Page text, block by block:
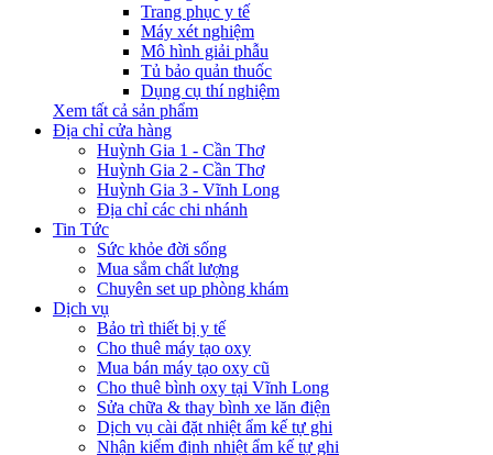
Trang phục y tế
Máy xét nghiệm
Mô hình giải phẫu
Tủ bảo quản thuốc
Dụng cụ thí nghiệm
Xem tất cả sản phẩm
Địa chỉ cửa hàng
Huỳnh Gia 1 - Cần Thơ
Huỳnh Gia 2 - Cần Thơ
Huỳnh Gia 3 - Vĩnh Long
Địa chỉ các chi nhánh
Tin Tức
Sức khỏe đời sống
Mua sắm chất lượng
Chuyên set up phòng khám
Dịch vụ
Bảo trì thiết bị y tế
Cho thuê máy tạo oxy
Mua bán máy tạo oxy cũ
Cho thuê bình oxy tại Vĩnh Long
Sửa chữa & thay bình xe lăn điện
Dịch vụ cài đặt nhiệt ẩm kế tự ghi
Nhận kiểm định nhiệt ẩm kế tự ghi